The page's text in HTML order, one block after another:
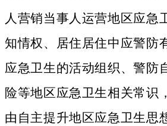
人营销当事人运营地区应急
知情权、居住居住中应警防
应急卫生的活动组织、警防
险等地区应急卫生相关常识
由自主提升地区应急卫生思